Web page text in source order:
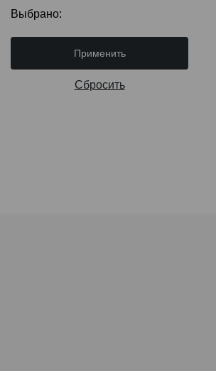
Выбрано:
Применить
Сбросить